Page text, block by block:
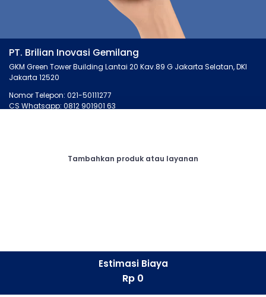
Tambahkan produk atau layanan
Estimasi Biaya
Rp 0
PT. Brilian Inovasi Gemilang
GKM Green Tower Building Lantai 20 Kav.89 G Jakarta Selatan, DKI
Jakarta 12520
Nomor Telepon: 021-50111277
CS Whatsapp: 0812 901901 63
Cari Bengkel
Instagram
LinkedIn